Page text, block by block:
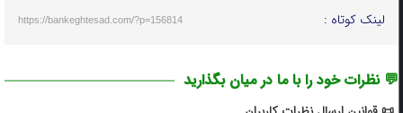
لینک کوتاه : https://bankeghtesad.com/?p=156814
💬 نظرات خود را با ما در میان بگذارید